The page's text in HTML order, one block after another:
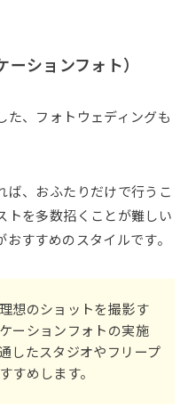
ションフォト）
た、フォトウェディングも
ば、おふたりだけで行うこ
トを多数招くことが難しい
すすめのスタイルです。
想のショットを撮影す
ーションフォトの実施
したスタジオやフリープ
すめします。